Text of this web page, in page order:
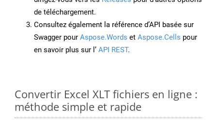
de téléchargement.
Consultez également la référence d’API basée sur
Swagger pour Aspose.Words et Aspose.Cells pour
en savoir plus sur l’ API REST.
Convertir Excel XLT fichiers en ligne :
méthode simple et rapide